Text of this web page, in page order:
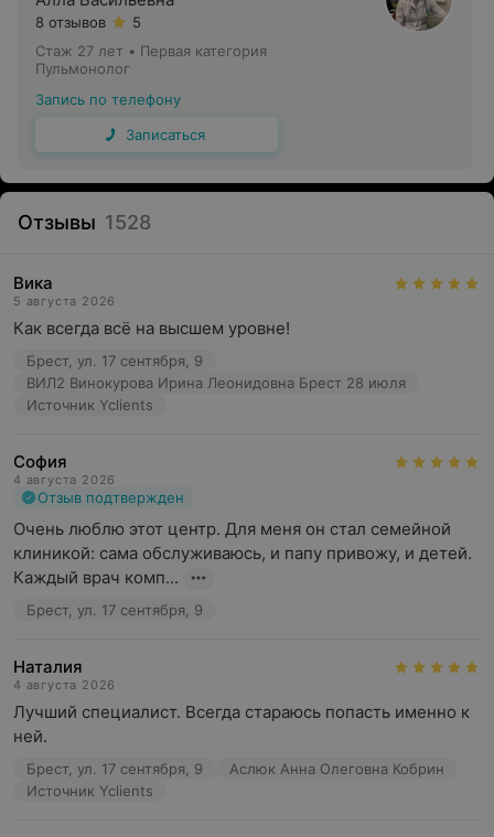
8 отзывов
5
Стаж 27 лет • Первая категория
Пульмонолог
Запись по телефону
Записаться
Отзывы 1528
Вика
5 августа 2026
Как всегда всё на высшем уровне!
Брест, ул. 17 сентября, 9
ВИЛ2 Винокурова Ирина Леонидовна Брест 28 июля
Источник Yclients
София
4 августа 2026
Отзыв подтвержден
Очень люблю этот центр. Для меня он стал семейной
клиникой: сама обслуживаюсь, и папу привожу, и детей.
Каждый врач комп...
Брест, ул. 17 сентября, 9
Наталия
4 августа 2026
Лучший специалист. Всегда стараюсь попасть именно к
ней.
Брест, ул. 17 сентября, 9
Аслюк Анна Олеговна Кобрин
Источник Yclients